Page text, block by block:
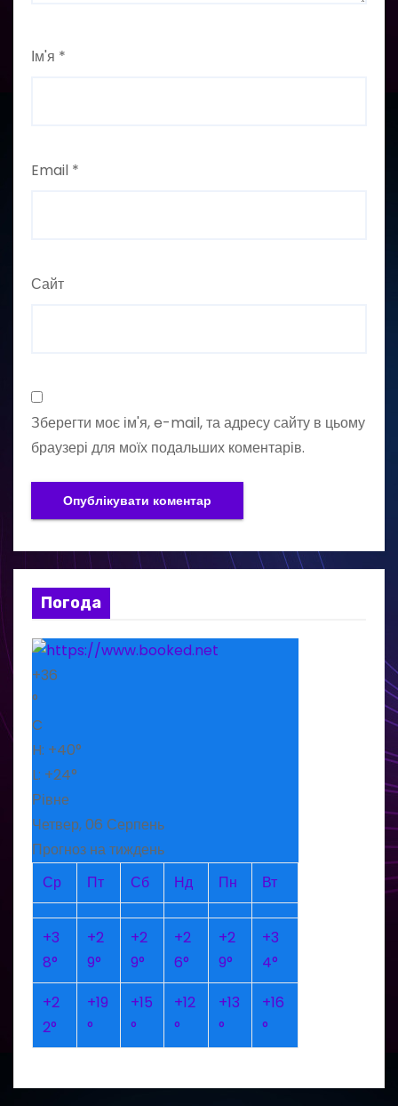
Ім'я *
Email *
Сайт
Зберегти моє ім'я, e-mail, та адресу сайту в цьому
браузері для моїх подальших коментарів.
Погода
+36
°
C
H: +40°
L: +24°
Рівне
Четвер, 06 Серпень
Прогноз на тиждень
Ср
Пт Сб Нд Пн Вт
+3
8°
+2
9°
+2
9°
+2
6°
+2
9°
+3
4°
+2
2°
+19
°
+15
°
+12
°
+13
°
+16
°